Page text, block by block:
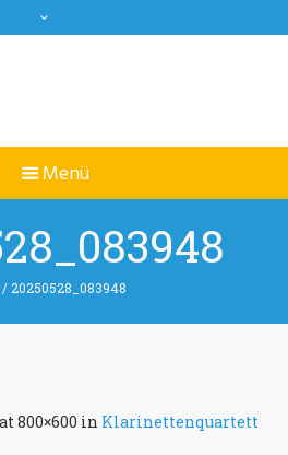
/ 20250528_083948
at 800×600 in Klarinettenquartett